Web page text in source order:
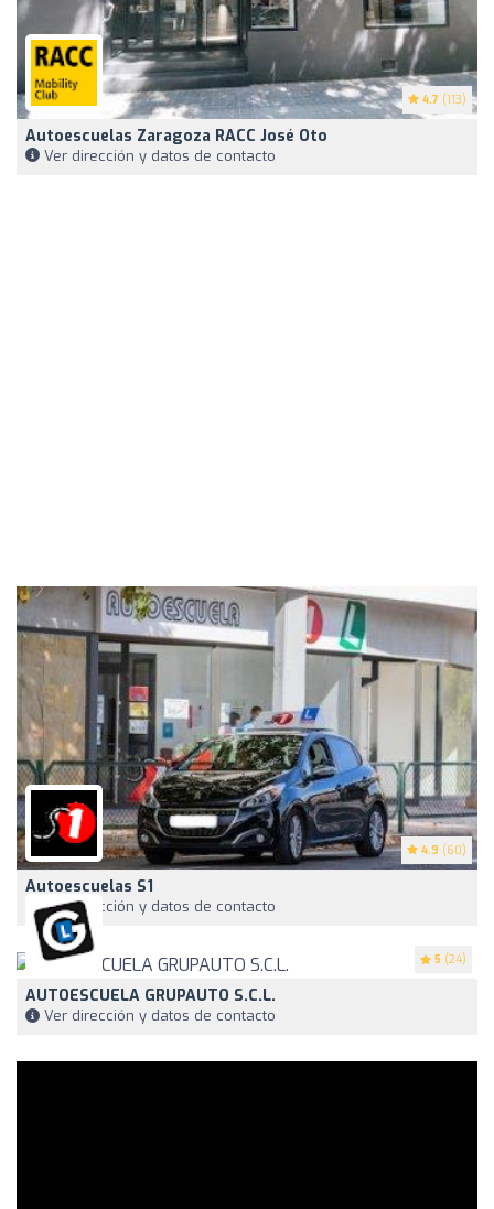
4.7 (113)
Autoescuelas Zaragoza RACC José Oto
Ver dirección y datos de contacto
4.9 (60)
Autoescuelas S1
Ver dirección y datos de contacto
5 (24)
AUTOESCUELA GRUPAUTO S.C.L.
Ver dirección y datos de contacto